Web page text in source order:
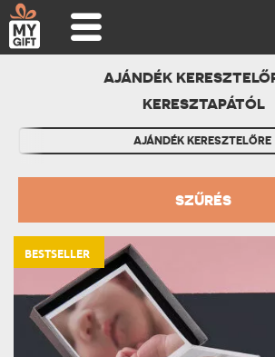
AJÁNDÉK
KERESZTAPÁTÓL
AJÁNDÉK KERESZTELŐRE
SZŰRÉS
BESTSELLER